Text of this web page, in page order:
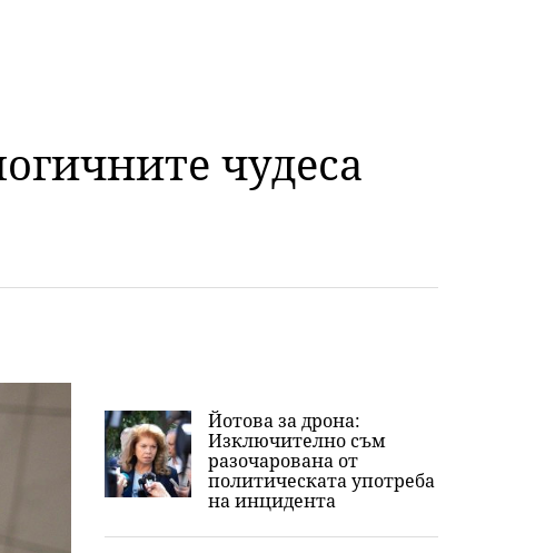
чудеса
Йотова за дрона:
Изключително съм
разочарована от
политическата употреба
на инцидента